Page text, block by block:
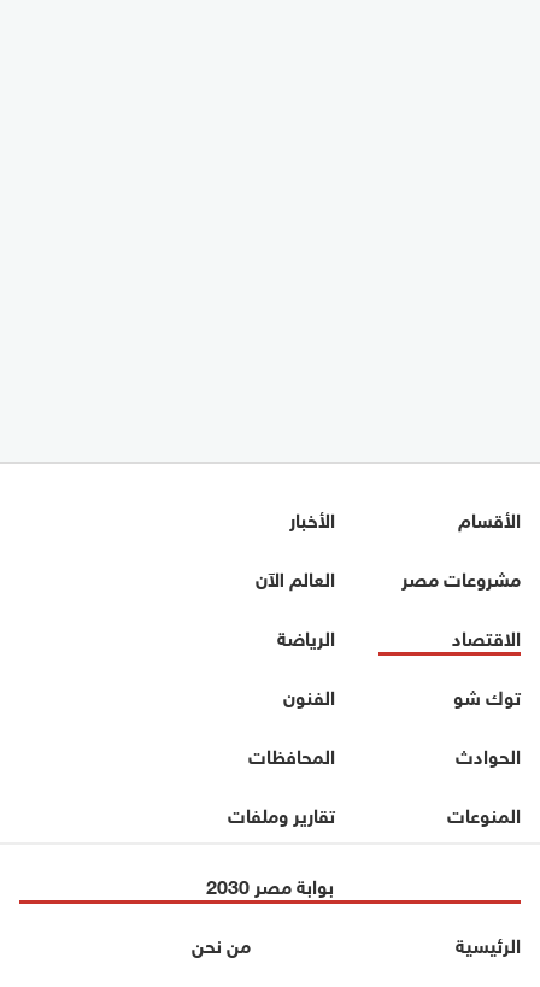
الأقسام
الأخبار
مشروعات مصر
العالم الآن
الاقتصاد
الرياضة
توك شو
الفنون
الحوادث
المحافظات
المنوعات
تقارير وملفات
بوابة مصر 2030
الرئيسية
من نحن